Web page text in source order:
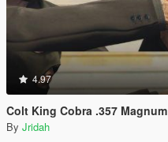
4.97
Colt King Cobra .357 Magnum
By Jridah